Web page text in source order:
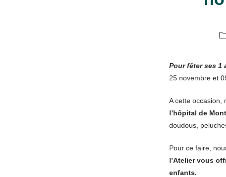
Pour fêter ses 1
25 novembre et
A cette occasion,
l’hôpital de
doudous,
Pour ce faire,
l’Atelier vous
enfants.